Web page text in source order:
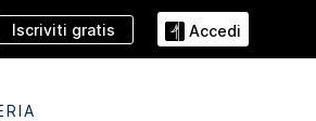
Iscriviti gratis Accedi